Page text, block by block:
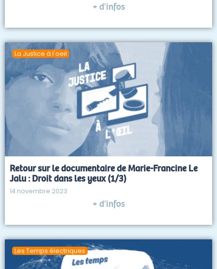
+ d'infos
La Justice à l'oeil
Retour sur le documentaire de Marie-Francine Le
Jalu : Droit dans les yeux (1/3)
14 novembre 2023
+ d'infos
Les Temps électriques